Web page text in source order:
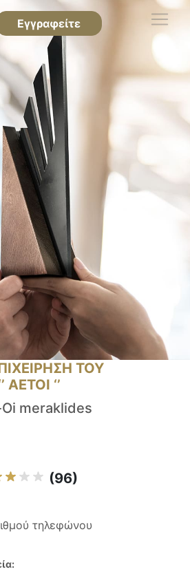
Εγγραφείτε
ΤΟΥ
‘’
meraklides
(96)
τηλεφώνου